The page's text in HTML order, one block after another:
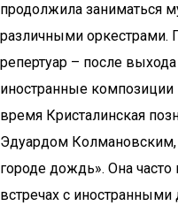
продолжила заниматься
различными оркестрами.
репертуар – после
иностранные композиции
время Кристалинская
Эдуардом
городе дождь». Она часто
встречах с иностранными